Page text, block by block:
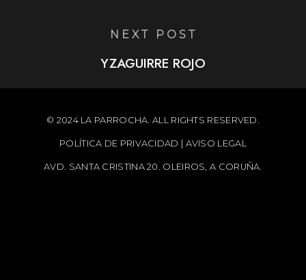
NEXT POST
YZAGUIRRE ROJO
© 2024 LA PARROCHA. ALL RIGHTS RESERVED.
POLÍTICA DE PRIVACIDAD AVISO LEGAL
AVD. SANTA CRISTINA 20. OLEIROS, A CORUÑA.